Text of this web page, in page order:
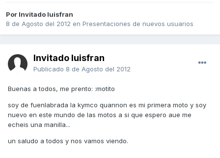
Por Invitado luisfran
8 de Agosto del 2012 en Presentaciones de nuevos usuarios
Invitado luisfran
Publicado 8 de Agosto del 2012
Buenas a todos, me prento: :motito
soy de fuenlabrada la kymco quannon es mi primera moto y soy
nuevo en este mundo de las motos a si que espero aue me
echeis una manilla...
un saludo a todos y nos vamos viendo.